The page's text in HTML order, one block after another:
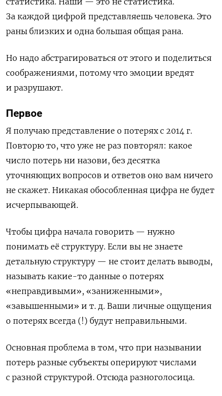
За каждой цифрой представляешь человека. Это
раны близких и одна большая общая рана.
Но надо абстрагироваться от этого и поделиться
соображениями, потому что эмоции вредят
и разрушают.
Первое
Я получаю представление о потерях с 2014 г.
Повторю то, что уже не раз повторял: какое
число потерь ни назови, без десятка
уточняющих вопросов и ответов оно вам ничего
не скажет. Никакая обособленная цифра не будет
исчерпывающей.
Чтобы цифра начала говорить — нужно
понимать её структуру. Если вы не знаете
детальную структуру — не стоит делать выводы,
называть какие-то данные о потерях
«неправдивыми», «заниженными»,
«завышенными» и т. д. Ваши личные ощущения
о потерях всегда (!) будут неправильными.
Основная проблема в том, что при назывании
потерь разные субъекты оперируют числами
с разной структурой. Отсюда разноголосица.